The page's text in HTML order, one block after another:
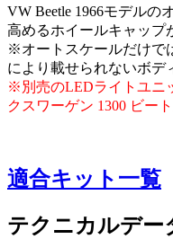
VW Beetle 1966モデルの
高めるホイールキャップ
※オートスケールだけで
により載せられないボデ
※別売のLEDライトユニ
クスワーゲン 1300 ビー
適合キット一覧
テクニカルデー